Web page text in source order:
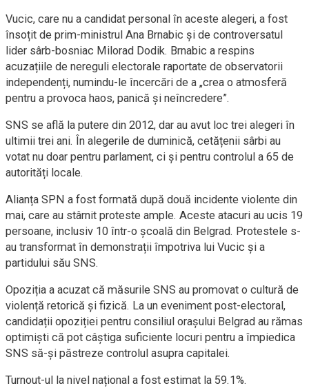
Vucic, care nu a candidat personal în aceste alegeri, a fost
însoțit de prim-ministrul Ana Brnabic și de controversatul
lider sârb-bosniac Milorad Dodik. Brnabic a respins
acuzațiile de nereguli electorale raportate de observatorii
independenți, numindu-le încercări de a „crea o atmosferă
pentru a provoca haos, panică și neîncredere”.
SNS se află la putere din 2012, dar au avut loc trei alegeri în
ultimii trei ani. În alegerile de duminică, cetățenii sârbi au
votat nu doar pentru parlament, ci și pentru controlul a 65 de
autorități locale.
Alianța SPN a fost formată după două incidente violente din
mai, care au stârnit proteste ample. Aceste atacuri au ucis 19
persoane, inclusiv 10 într-o școală din Belgrad. Protestele s-
au transformat în demonstrații împotriva lui Vucic și a
partidului său SNS.
Opoziția a acuzat că măsurile SNS au promovat o cultură de
violență retorică și fizică. La un eveniment post-electoral,
candidații opoziției pentru consiliul orașului Belgrad au rămas
optimiști că pot câștiga suficiente locuri pentru a împiedica
SNS să-și păstreze controlul asupra capitalei.
Turnout-ul la nivel național a fost estimat la 59.1%.